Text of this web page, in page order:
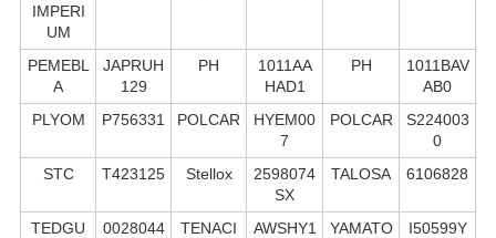
IMPERI
UM
PEMEBL
A
JAPRUH
129
PH
1011AA
HAD1
PH
1011BAV
AB0
PLYOM
P756331 POLCAR
HYEM00
7
POLCAR
S224003
0
STC
T423125 Stellox
2598074
SX
TALOSA 6106828
TEDGU
0028044
TENACI
AWSHY1
YAMATO
I50599Y